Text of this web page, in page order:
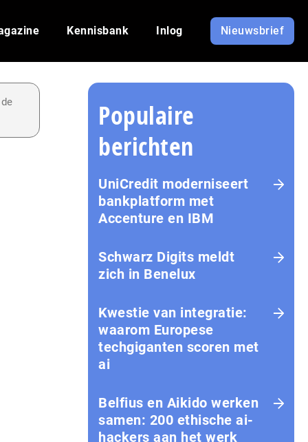
Kennisbank Inlog Nieuwsbrief
Populaire
berichten
UniCredit moderniseert
bankplatform met
Accenture en IBM
Schwarz Digits meldt
zich in Benelux
Kwestie van integratie:
waarom Europese
techgiganten scoren met
ai
Belfius en Aikido werken
samen: 200 ethische ai-
hackers aan het werk